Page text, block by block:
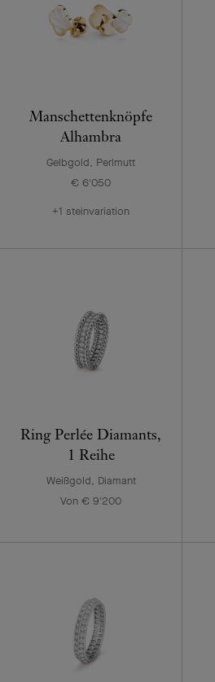
Manschettenknöpfe
Alhambra
Gelbgold, Perlmutt
€ 6'050
+1 steinvariation
Ring Perlée Diamants,
1 Reihe
Weißgold, Diamant
Von € 9'200